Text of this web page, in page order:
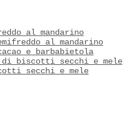
al mandarino
al mandarino
e barbabietola
di biscotti secchi e mele
secchi e mele